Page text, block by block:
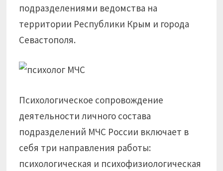
подразделениями ведомства на
территории Республики Крым и города
Севастополя.
Психологическое сопровождение
деятельности личного состава
подразделений МЧС России включает в
себя три направления работы:
психологическая и психофизиологическая